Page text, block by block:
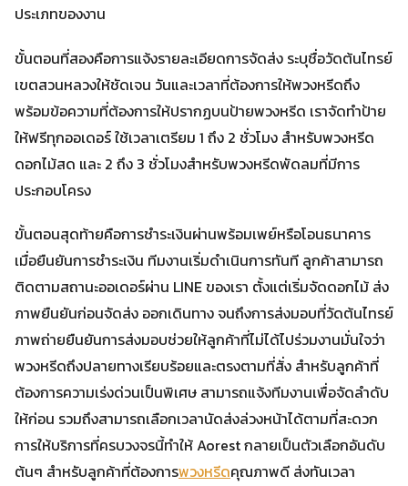
ประเภทของงาน
ขั้นตอนที่สองคือการแจ้งรายละเอียดการจัดส่ง ระบุชื่อวัดต้นไทรย์
เขตสวนหลวงให้ชัดเจน วันและเวลาที่ต้องการให้พวงหรีดถึง
พร้อมข้อความที่ต้องการให้ปรากฏบนป้ายพวงหรีด เราจัดทำป้าย
ให้ฟรีทุกออเดอร์ ใช้เวลาเตรียม 1 ถึง 2 ชั่วโมง สำหรับพวงหรีด
ดอกไม้สด และ 2 ถึง 3 ชั่วโมงสำหรับพวงหรีดพัดลมที่มีการ
ประกอบโครง
ขั้นตอนสุดท้ายคือการชำระเงินผ่านพร้อมเพย์หรือโอนธนาคาร
เมื่อยืนยันการชำระเงิน ทีมงานเริ่มดำเนินการทันที ลูกค้าสามารถ
ติดตามสถานะออเดอร์ผ่าน LINE ของเรา ตั้งแต่เริ่มจัดดอกไม้ ส่ง
ภาพยืนยันก่อนจัดส่ง ออกเดินทาง จนถึงการส่งมอบที่วัดต้นไทรย์
ภาพถ่ายยืนยันการส่งมอบช่วยให้ลูกค้าที่ไม่ได้ไปร่วมงานมั่นใจว่า
พวงหรีดถึงปลายทางเรียบร้อยและตรงตามที่สั่ง สำหรับลูกค้าที่
ต้องการความเร่งด่วนเป็นพิเศษ สามารถแจ้งทีมงานเพื่อจัดลำดับ
ให้ก่อน รวมถึงสามารถเลือกเวลานัดส่งล่วงหน้าได้ตามที่สะดวก
การให้บริการที่ครบวงจรนี้ทำให้ Aorest กลายเป็นตัวเลือกอันดับ
ต้นๆ สำหรับลูกค้าที่ต้องการพวงหรีดคุณภาพดี ส่งทันเวลา